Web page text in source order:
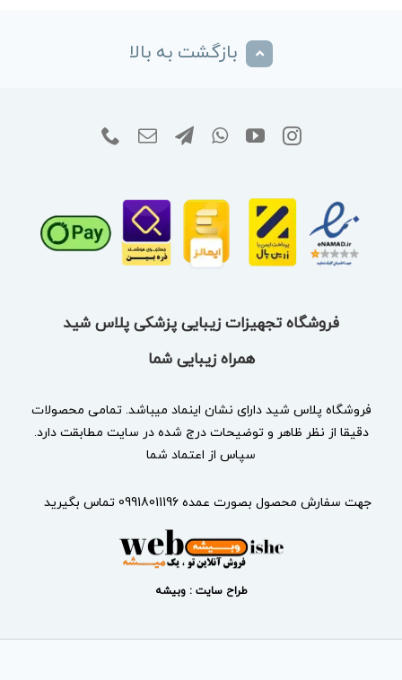
بازگشت به بالا
فروشگاه تجهیزات زیبایی پزشکی پلاس شید
همراه زیبایی شما
فروشگاه پلاس شید دارای نشان اینماد میباشد. تمامی محصولات
دقیقا از نظر ظاهر و توضیحات درج شده در سایت مطابقت دارد.
سپاس از اعتماد شما
جهت سفارش محصول بصورت عمده 09918011196 تماس بگیرید
طراح سایت : وبیشه